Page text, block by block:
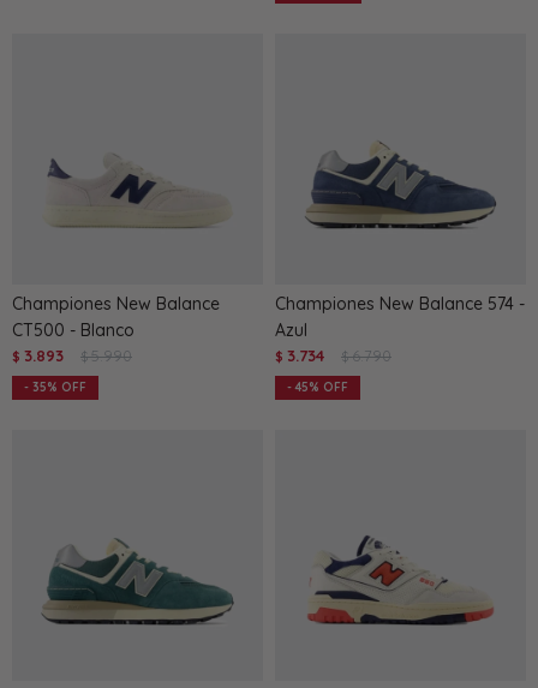
Championes New Balance
CT500 - Blanco
$ 3.893 $ 5.990
35
Championes New Balance 574 -
Azul
$ 3.734 $ 6.790
45